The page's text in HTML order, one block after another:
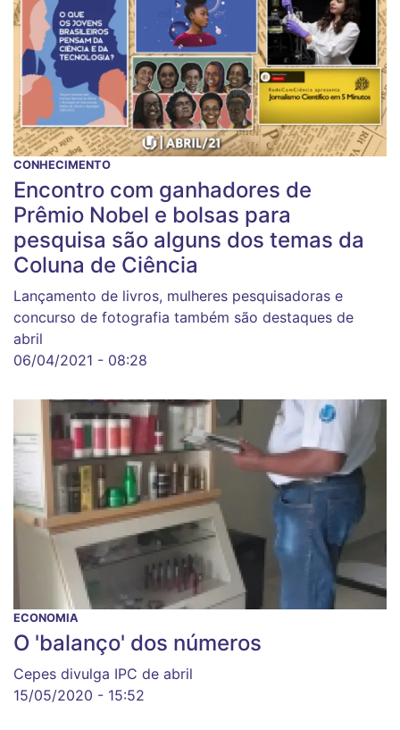
CONHECIMENTO
Encontro com ganhadores de
Prêmio Nobel e bolsas para
pesquisa são alguns dos temas da
Coluna de Ciência
Lançamento de livros, mulheres pesquisadoras e
concurso de fotografia também são destaques de
abril
06/04/2021 - 08:28
ECONOMIA
O 'balanço' dos números
Cepes divulga IPC de abril
15/05/2020 - 15:52